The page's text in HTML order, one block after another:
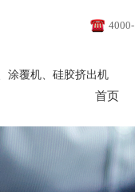
涂覆机、硅胶挤出机
首页